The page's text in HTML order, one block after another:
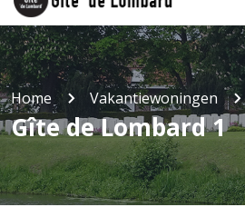
Home Vakantiewoningen
Gîte de Lombard 1